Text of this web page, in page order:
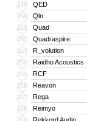
249 QED
250 Qln
251 Quad
252 Quadraspire
253 R_volution
254 Raidho Acoustics
255 RCF
256 Reavon
257 Rega
258 Reimyo